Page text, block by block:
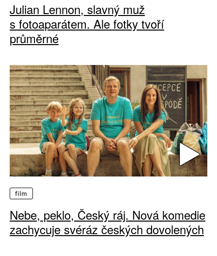
Julian Lennon, slavný muž
s fotoaparátem. Ale fotky tvoří
průměrné
film
Nebe, peklo, Český ráj. Nová komedie
zachycuje svéráz českých dovolených